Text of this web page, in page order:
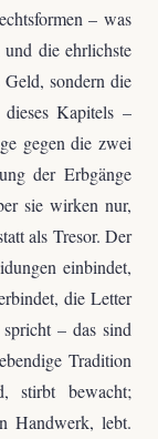
– was
die ehrlichste
sondern die
Kapitels –
gegen die zwei
der Erbgänge
sie wirken nur,
als Tresor. Der
einbindet,
die Letter
– das sind
Tradition
stirbt bewacht;
Handwerk, lebt.